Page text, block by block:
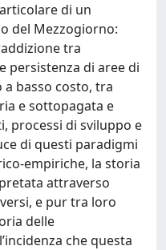
di un
del Mezzogiorno:
tra
persistenza di aree di
basso costo, tra
e sottopagata e
processi di sviluppo e
di questi paradigmi
empiriche, la storia
attraverso
e pur tra loro
delle
che questa